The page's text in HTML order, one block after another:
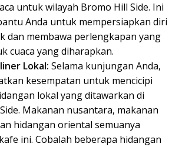
untuk wilayah Bromo Hill Side. Ini
Anda untuk mempersiapkan diri
dan membawa perlengkapan yang
cuaca yang diharapkan.
Lokal: Selama kunjungan Anda,
kesempatan untuk mencicipi
lokal yang ditawarkan di
Makanan nusantara, makanan
hidangan oriental semuanya
ini. Cobalah beberapa hidangan